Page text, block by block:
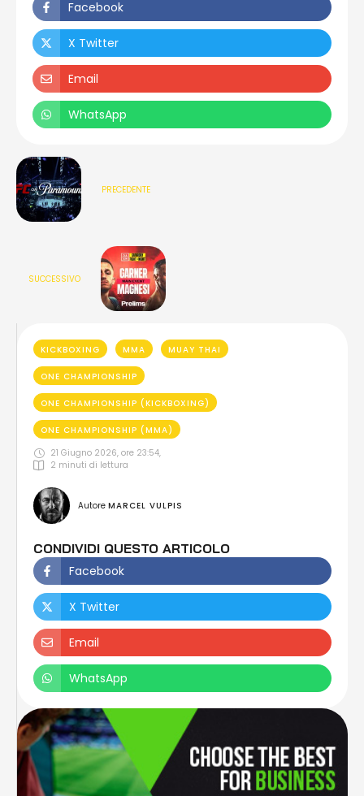
Facebook
X Twitter
Email
WhatsApp
PRECEDENTE
SUCCESSIVO
KICKBOXING MMA MUAY THAI
ONE CHAMPIONSHIP
ONE CHAMPIONSHIP (KICKBOXING)
ONE CHAMPIONSHIP (MMA)
21 Giugno 2026, ore 23:54,
2 minuti di lettura
Autore MARCEL VULPIS
CONDIVIDI QUESTO ARTICOLO
Facebook
X Twitter
Email
WhatsApp